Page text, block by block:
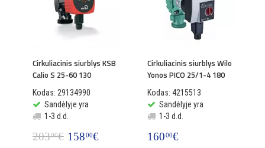
Cirkuliacinis siurblys KSB
Calio S 25-60 130
Kodas: 29134990
Sandėlyje yra
1-3 d.d.
20300€ 15800€
Cirkuliacinis siurblys Wilo
Yonos PICO 25/1-4 180
Kodas: 4215513
Sandėlyje yra
1-3 d.d.
16000€